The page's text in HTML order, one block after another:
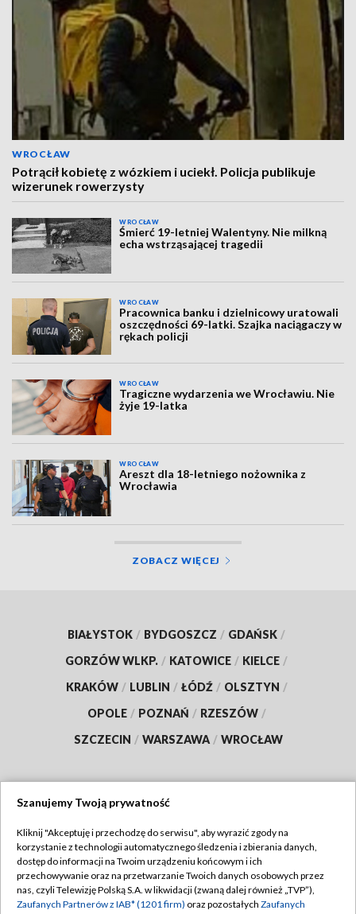
WROCŁAW
Potrącił kobietę z wózkiem i uciekł. Policja publikuje
wizerunek rowerzysty
WROCŁAW
Śmierć 19-letniej Walentyny. Nie milkną
echa wstrząsającej tragedii
WROCŁAW
Pracownica banku i dzielnicowy uratowali
oszczędności 69-latki. Szajka naciągaczy w
rękach policji
WROCŁAW
Tragiczne wydarzenia we Wrocławiu. Nie
żyje 19-latka
WROCŁAW
Areszt dla 18-letniego nożownika z
Wrocławia
ZOBACZ WIĘCEJ
BIAŁYSTOK / BYDGOSZCZ / GDAŃSK /
GORZÓW WLKP. / KATOWICE / KIELCE /
KRAKÓW / LUBLIN / ŁÓDŹ / OLSZTYN /
OPOLE / POZNAŃ / RZESZÓW /
SZCZECIN / WARSZAWA / WROCŁAW
TVP
Abonament TVP
Emisja w TVP
Regulamin TVP
Polityka prywatności
Szanujemy Twoją prywatność
Kliknij "Akceptuję i przechodzę do serwisu", aby wyrazić zgody na
korzystanie z technologii automatycznego śledzenia i zbierania danych,
dostęp do informacji na Twoim urządzeniu końcowym i ich
przechowywanie oraz na przetwarzanie Twoich danych osobowych przez
nas, czyli Telewizję Polską S.A. w likwidacji (zwaną dalej również „TVP”),
Zaufanych Partnerów z IAB* (1201 firm) oraz pozostałych Zaufanych